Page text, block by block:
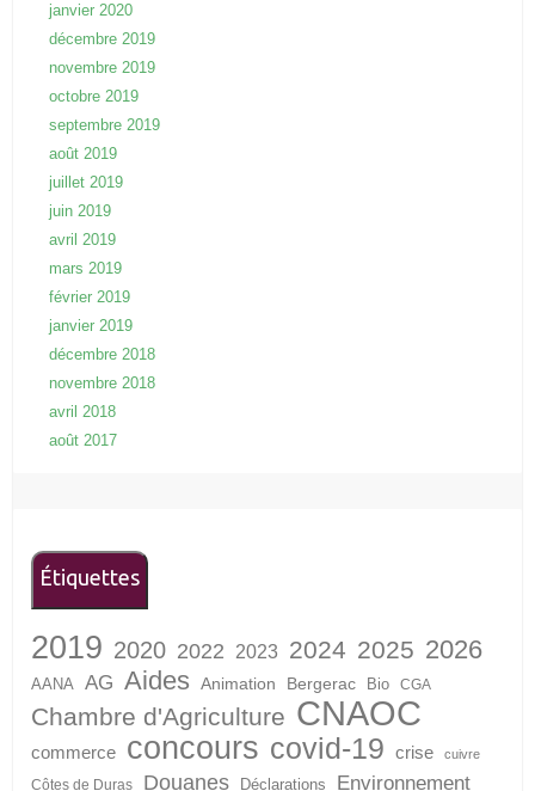
janvier 2020
décembre 2019
novembre 2019
octobre 2019
septembre 2019
août 2019
juillet 2019
juin 2019
avril 2019
mars 2019
février 2019
janvier 2019
décembre 2018
novembre 2018
avril 2018
août 2017
Étiquettes
2019 2020 2022 2023 2024 2025 2026
AANA AG Aides Animation Bergerac Bio CGA
Chambre d'Agriculture CNAOC
commerce concours covid-19 crise cuivre
Côtes de Duras Douanes Déclarations Environnement